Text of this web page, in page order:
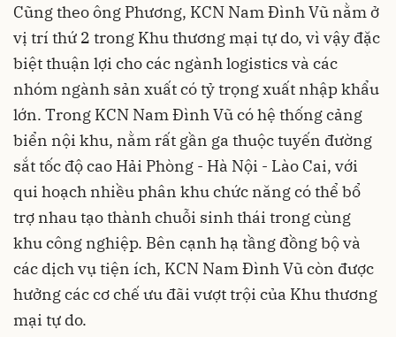
Cũng theo ông Phương, KCN Nam Đình Vũ nằm ở
vị trí thứ 2 trong Khu thương mại tự do, vì vậy đặc
biệt thuận lợi cho các ngành logistics và các
nhóm ngành sản xuất có tỷ trọng xuất nhập khẩu
lớn. Trong KCN Nam Đình Vũ có hệ thống cảng
biển nội khu, nằm rất gần ga thuộc tuyến đường
sắt tốc độ cao Hải Phòng - Hà Nội - Lào Cai, với
qui hoạch nhiều phân khu chức năng có thể bổ
trợ nhau tạo thành chuỗi sinh thái trong cùng
khu công nghiệp. Bên cạnh hạ tầng đồng bộ và
các dịch vụ tiện ích, KCN Nam Đình Vũ còn được
hưởng các cơ chế ưu đãi vượt trội của Khu thương
mại tự do.